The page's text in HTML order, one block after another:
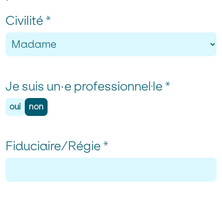
Civilité *
Je suis un·e professionnel·le *
oui non
Fiduciaire/Régie *